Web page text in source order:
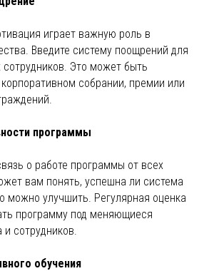
играет важную роль в
Введите систему поощрений для
сотрудников. Это может быть
собрании, премии или
программы
о работе программы от всех
вам понять, успешна ли система
можно улучшить. Регулярная оценка
программу под меняющиеся
и сотрудников.
обучения